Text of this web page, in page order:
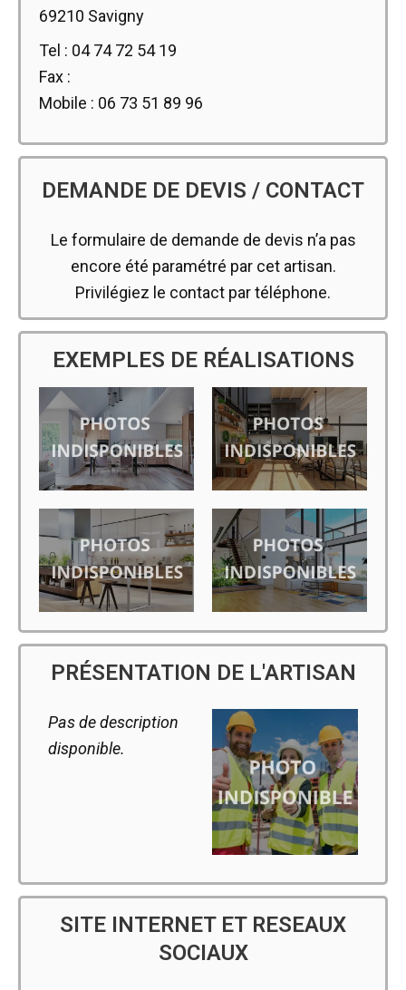
69210 Savigny
Tel : 04 74 72 54 19
Fax :
Mobile : 06 73 51 89 96
DEMANDE DE DEVIS / CONTACT
Le formulaire de demande de devis n’a pas
encore été paramétré par cet artisan.
Privilégiez le contact par téléphone.
EXEMPLES DE RÉALISATIONS
PRÉSENTATION DE L'ARTISAN
Pas de description
disponible.
SITE INTERNET ET RESEAUX
SOCIAUX